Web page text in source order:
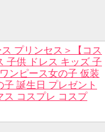
プリンセス＞【コス
子供 ドレス キッズ 子
ンピース女の子 仮装
誕生日 プレゼント
ス コスプレ コスプ